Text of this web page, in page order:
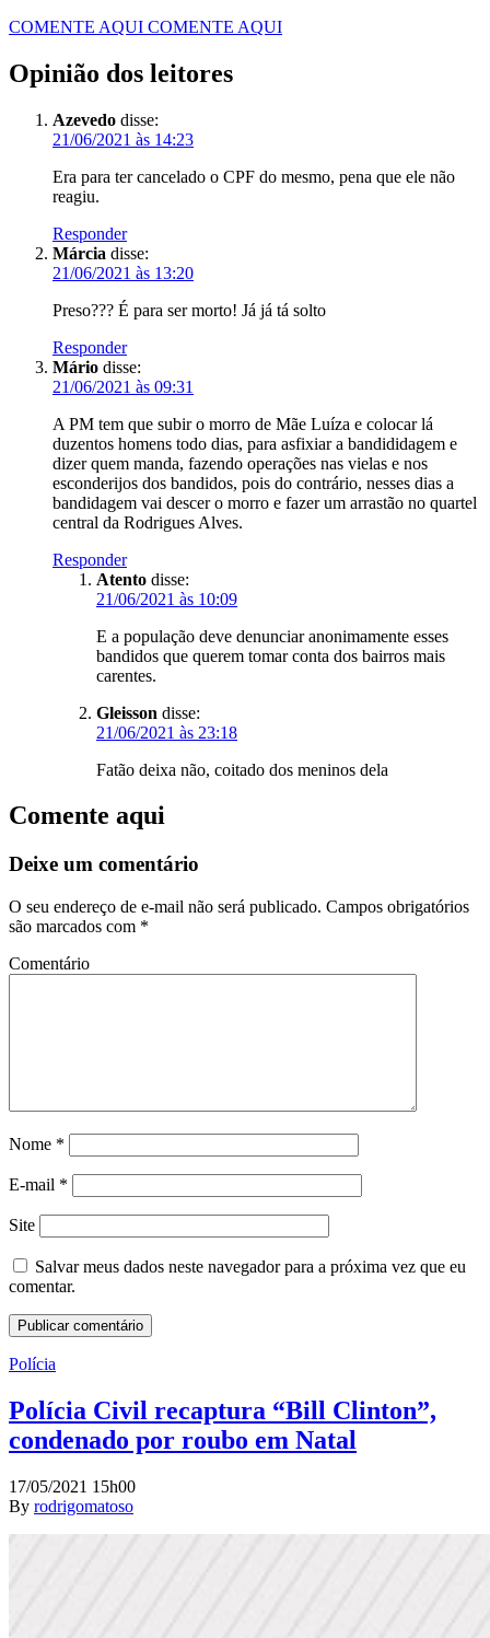
COMENTE AQUI COMENTE AQUI
Opinião dos leitores
Azevedo disse:
21/06/2021 às 14:23
Era para ter cancelado o CPF do mesmo, pena que ele não
reagiu.
Responder
Márcia disse:
21/06/2021 às 13:20
Preso??? É para ser morto! Já já tá solto
Responder
Mário disse:
21/06/2021 às 09:31
A PM tem que subir o morro de Mãe Luíza e colocar lá
duzentos homens todo dias, para asfixiar a bandididagem e
dizer quem manda, fazendo operações nas vielas e nos
esconderijos dos bandidos, pois do contrário, nesses dias a
bandidagem vai descer o morro e fazer um arrastão no quartel
central da Rodrigues Alves.
Responder
Atento disse:
21/06/2021 às 10:09
E a população deve denunciar anonimamente esses
bandidos que querem tomar conta dos bairros mais
carentes.
Gleisson disse:
21/06/2021 às 23:18
Fatão deixa não, coitado dos meninos dela
Comente aqui
Deixe um comentário
O seu endereço de e-mail não será publicado. Campos obrigatórios
são marcados com *
Comentário
Nome *
E-mail *
Site
Salvar meus dados neste navegador para a próxima vez que eu
comentar.
Polícia
Polícia Civil recaptura “Bill Clinton”,
condenado por roubo em Natal
17/05/2021 15h00
By rodrigomatoso